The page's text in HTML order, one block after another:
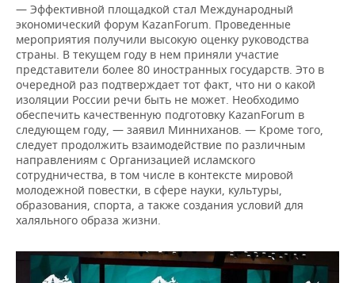
— Эффективной площадкой стал Международный
экономический форум KazanForum. Проведенные
мероприятия получили высокую оценку руководства
страны. В текущем году в нем приняли участие
представители более 80 иностранных государств. Это в
очередной раз подтверждает тот факт, что ни о какой
изоляции России речи быть не может. Необходимо
обеспечить качественную подготовку KazanForum в
следующем году, — заявил Минниханов. — Кроме того,
следует продолжить взаимодействие по различным
направлениям с Организацией исламского
сотрудничества, в том числе в контексте мировой
молодежной повестки, в сфере науки, культуры,
образования, спорта, а также создания условий для
халяльного образа жизни.